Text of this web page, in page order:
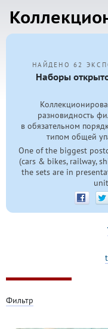
НАЙДЕНО 62
Наборы
разновидность
в обязательном
типом общей
One of the biggest
(cars & bikes, railway,
the sets are in
Фильтр